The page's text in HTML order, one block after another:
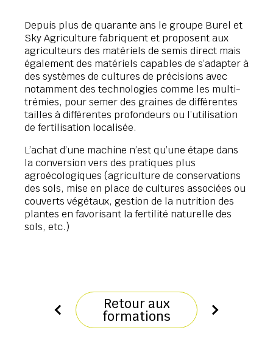
Depuis plus de quarante ans le groupe Burel et
Sky Agriculture fabriquent et proposent aux
agriculteurs des matériels de semis direct mais
également des matériels capables de s’adapter à
des systèmes de cultures de précisions avec
notamment des technologies comme les multi-
trémies, pour semer des graines de différentes
tailles à différentes profondeurs ou l’utilisation
de fertilisation localisée.
L’achat d’une machine n’est qu’une étape dans
la conversion vers des pratiques plus
agroécologiques (agriculture de conservations
des sols, mise en place de cultures associées ou
couverts végétaux, gestion de la nutrition des
plantes en favorisant la fertilité naturelle des
sols, etc.)
Retour aux
formations